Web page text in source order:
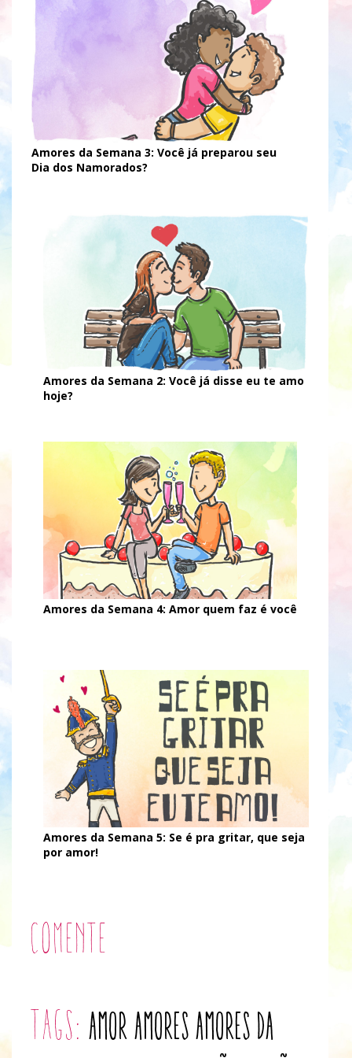
Amores da Semana 3: Você já preparou seu
Dia dos Namorados?
Amores da Semana 2: Você já disse eu te amo
hoje?
Amores da Semana 4: Amor quem faz é você
Amores da Semana 5: Se é pra gritar, que seja
por amor!
Comente
tags: amoramoresAmores da